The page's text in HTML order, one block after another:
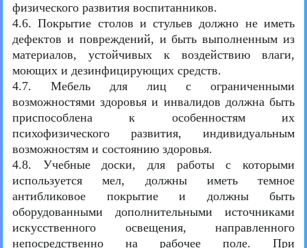
физического развития воспитанников.
4.6. Покрытие столов и стульев должно не иметь
дефектов и повреждений, и быть выполненным из
материалов, устойчивых к воздействию влаги,
моющих и дезинфицирующих средств.
4.7. Мебель для лиц с ограниченными
возможностями здоровья и инвалидов должна быть
приспособлена к особенностям их
психофизического развития, индивидуальным
возможностям и состоянию здоровья.
4.8. Учебные доски, для работы с которыми
используется мел, должны иметь темное
антибликовое покрытие и должны быть
оборудованными дополнительными источниками
искусственного освещения, направленного
непосредственно на рабочее поле. При